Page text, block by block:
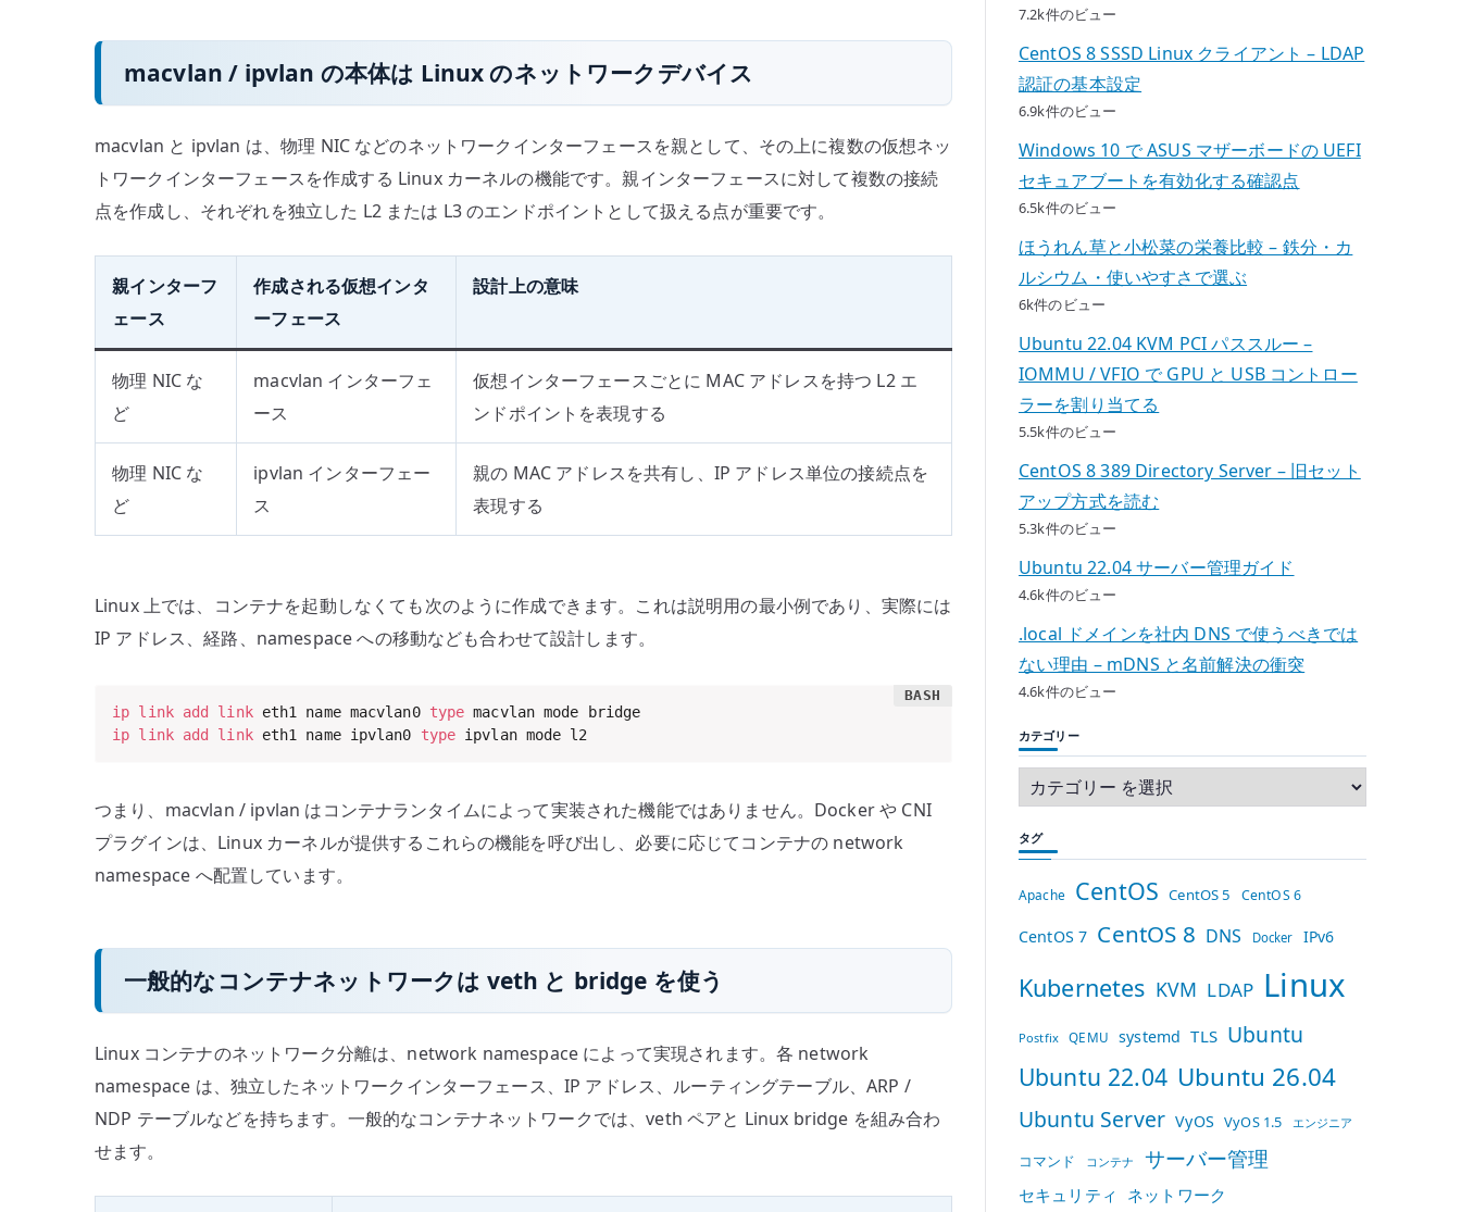
想
化
CNI
ま
で
へ
の
macvlan / ipvlan の本体は Linux のネットワークデバイス
macvlan と ipvlan は、物理 NIC などのネットワークインターフェースを親として、その上に複数の仮想ネッ
トワークインターフェースを作成する Linux カーネルの機能です。親インターフェースに対して複数の接続
点を作成し、それぞれを独立した L2 または L3 のエンドポイントとして扱える点が重要です。
親インターフ
ェース
作成される仮想インタ
ーフェース
設計上の意味
物理 NIC な
ど
macvlan インターフェ
ース
仮想インターフェースごとに MAC アドレスを持つ L2 エ
ンドポイントを表現する
物理 NIC な
ど
ipvlan インターフェー
ス
親の MAC アドレスを共有し、IP アドレス単位の接続点を
表現する
Linux 上では、コンテナを起動しなくても次のように作成できます。これは説明用の最小例であり、実際には
IP アドレス、経路、namespace への移動なども合わせて設計します。
ip link add link eth1 name macvlan0 type
ip link add link eth1 name ipvlan0 type ipvlan mode l2
つまり、macvlan / ipvlan はコンテナランタイムによって実装された機能ではありません。Docker や CNI
プラグインは、Linux カーネルが提供するこれらの機能を呼び出し、必要に応じてコンテナの network
namespace へ配置しています。
一般的なコンテナネットワークは veth と bridge を使う
Linux コンテナのネットワーク分離は、network namespace によって実現されます。各 network
namespace は、独立したネットワークインターフェース、IP アドレス、ルーティングテーブル、ARP /
NDP テーブルなどを持ちます。一般的なコンテナネットワークでは、veth ペアと Linux bridge を組み合わ
せます。
7.2k件のビュー
CentOS 8 SSSD Linux クライアント – LDAP
認証の基本設定
6.9k件のビュー
Windows 10 で ASUS マザーボードの UEFI
セキュアブートを有効化する確認点
6.5k件のビュー
ほうれん草と小松菜の栄養比較 – 鉄分・カ
ルシウム・使いやすさで選ぶ
6k件のビュー
Ubuntu 22.04 KVM PCI パススルー –
IOMMU / VFIO で GPU と USB コントロー
ラーを割り当てる
5.5k件のビュー
CentOS 8 389 Directory Server – 旧セット
アップ方式を読む
5.3k件のビュー
Ubuntu 22.04 サーバー管理ガイド
4.6k件のビュー
.local ドメインを社内 DNS で使うべきでは
ない理由 – mDNS と名前解決の衝突
4.6k件のビュー
カテゴリー
タグ
Apache CentOS CentOS 5 CentOS 6
CentOS 7 CentOS 8 DNS Docker IPv6
Kubernetes KVM LDAP Linux
Postfix QEMU systemd TLS Ubuntu
Ubuntu 22.04 Ubuntu 26.04
Ubuntu Server VyOS VyOS 1.5 エンジニア
コマンド コンテナ サーバー管理
セキュリティ ネットワーク